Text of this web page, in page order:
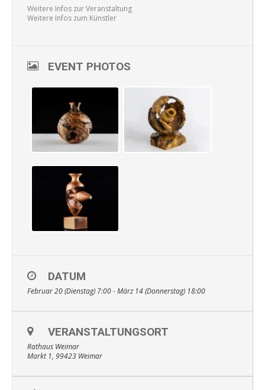
Weitere Infos zur Veranstaltung
Weitere Infos zum Künstler
EVENT PHOTOS
DATUM
Februar 20 (Dienstag) 7:00 - März 14 (Donnerstag) 18:00
VERANSTALTUNGSORT
Rathaus Weimar
Markt 1, 99423 Weimar